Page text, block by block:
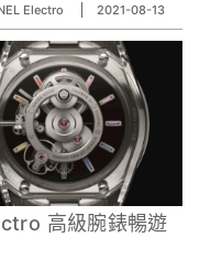
Electro 2021-08-13
高級腕錶暢遊